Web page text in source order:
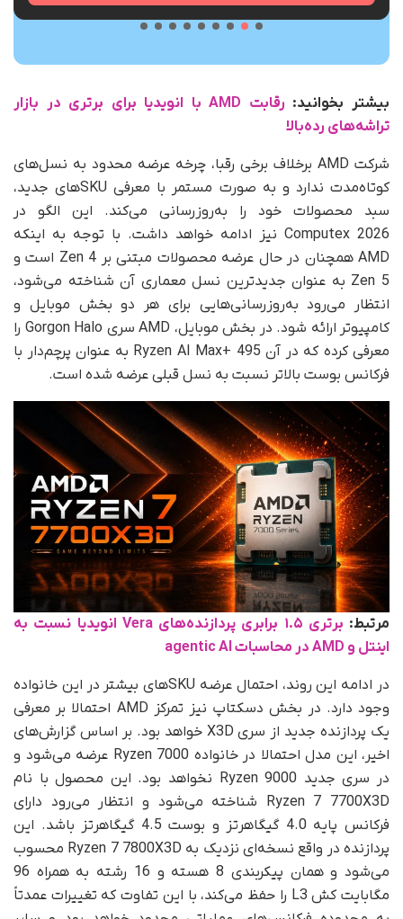
بیشتر بخوانید:
رقابت AMD با انویدیا برای برتری در بازار
تراشه‌های رده‌بالا
شرکت AMD برخلاف برخی رقبا، چرخه عرضه محدود به نسل‌های
کوتاه‌مدت ندارد و به‌ صورت مستمر با معرفی SKUهای جدید،
سبد محصولات خود را به‌روزرسانی می‌کند. این الگو در
Computex 2026 نیز ادامه خواهد داشت. با توجه به اینکه
AMD همچنان در حال عرضه محصولات مبتنی بر Zen 4 است و
Zen 5 به‌ عنوان جدیدترین نسل معماری آن شناخته می‌شود،
انتظار می‌رود به‌روزرسانی‌هایی برای هر دو بخش موبایل و
کامپیوتر ارائه شود. در بخش موبایل، AMD سری Gorgon Halo را
معرفی کرده که در آن Ryzen AI Max+ 495 به‌ عنوان پرچم‌دار با
فرکانس بوست بالاتر نسبت به نسل قبلی عرضه شده است.
مرتبط:
برتری ۱.۵ برابری پردازنده‌های Vera انویدیا نسبت به
اینتل و AMD در محاسبات agentic AI
در ادامه این روند، احتمال عرضه SKUهای بیشتر در این خانواده
وجود دارد. در بخش دسکتاپ نیز تمرکز AMD احتمالا بر معرفی
یک پردازنده جدید از سری X3D خواهد بود. بر اساس گزارش‌های
اخیر، این مدل احتمالا در خانواده Ryzen 7000 عرضه می‌شود و
در سری جدید Ryzen 9000 نخواهد بود. این محصول با نام
Ryzen 7 7700X3D شناخته می‌شود و انتظار می‌رود دارای
فرکانس پایه 4.0 گیگاهرتز و بوست 4.5 گیگاهرتز باشد. این
پردازنده در واقع نسخه‌ای نزدیک به Ryzen 7 7800X3D محسوب
می‌شود و همان پیکربندی 8 هسته و 16 رشته به همراه 96
مگابایت کش L3 را حفظ می‌کند، با این تفاوت که تغییرات عمدتاً